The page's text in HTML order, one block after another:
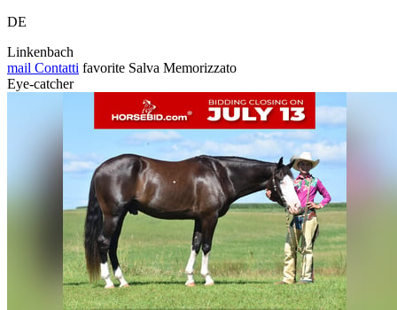
DE
Linkenbach
mail Contatti favorite Salva Memorizzato
Eye-catcher